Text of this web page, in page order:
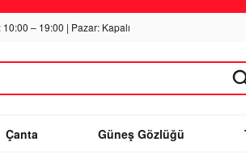
– 19:00 | Pazar: Kapalı
Çanta Güneş Gözlüğü